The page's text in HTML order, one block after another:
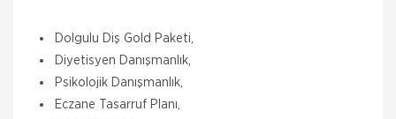
Dolgulu Diş Gold Paketi,
Diyetisyen Danışmanlık,
Psikolojik Danışmanlık,
Eczane Tasarruf Planı,
Zorunlu Deprem Sigortası
deprem ve deprem nedeni ile oluşabilecek maddi
zararlar güvence altına alınır. Zorunlu Deprem